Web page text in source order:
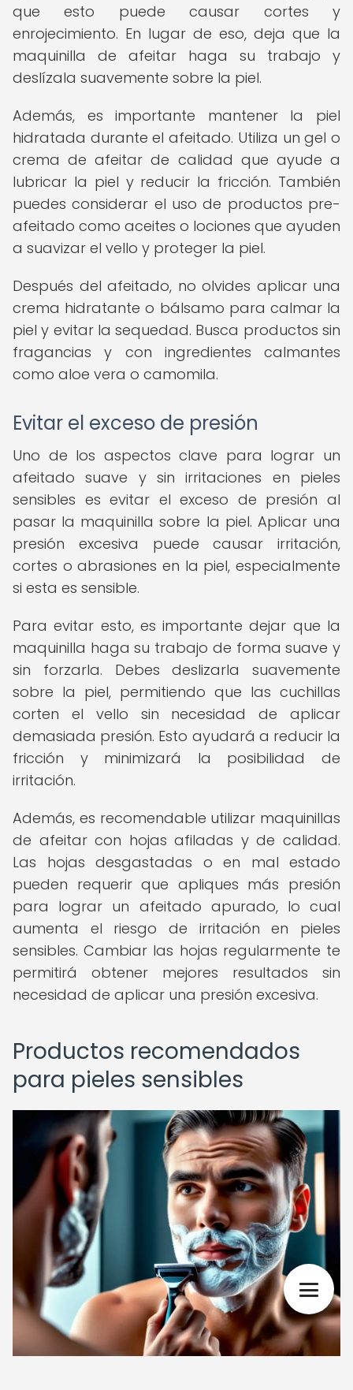
que esto puede causar cortes y
enrojecimiento. En lugar de eso, deja que la
maquinilla de afeitar haga su trabajo y
deslízala suavemente sobre la piel.
Además, es importante mantener la piel
hidratada durante el afeitado. Utiliza un gel o
crema de afeitar de calidad que ayude a
lubricar la piel y reducir la fricción. También
puedes considerar el uso de productos pre-
afeitado como aceites o lociones que ayuden
a suavizar el vello y proteger la piel.
Después del afeitado, no olvides aplicar una
crema hidratante o bálsamo para calmar la
piel y evitar la sequedad. Busca productos sin
fragancias y con ingredientes calmantes
como aloe vera o camomila.
Evitar el exceso de presión
Uno de los aspectos clave para lograr un
afeitado suave y sin irritaciones en pieles
sensibles es evitar el exceso de presión al
pasar la maquinilla sobre la piel. Aplicar una
presión excesiva puede causar irritación,
cortes o abrasiones en la piel, especialmente
si esta es sensible.
Para evitar esto, es importante dejar que la
maquinilla haga su trabajo de forma suave y
sin forzarla. Debes deslizarla suavemente
sobre la piel, permitiendo que las cuchillas
corten el vello sin necesidad de aplicar
demasiada presión. Esto ayudará a reducir la
fricción y minimizará la posibilidad de
irritación.
Además, es recomendable utilizar maquinillas
de afeitar con hojas afiladas y de calidad.
Las hojas desgastadas o en mal estado
pueden requerir que apliques más presión
para lograr un afeitado apurado, lo cual
aumenta el riesgo de irritación en pieles
sensibles. Cambiar las hojas regularmente te
permitirá obtener mejores resultados sin
necesidad de aplicar una presión excesiva.
Productos recomendados
para pieles sensibles